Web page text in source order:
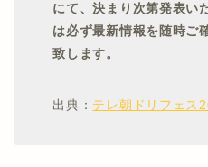
にて、決まり次第発表い
は必ず最新情報を随時ご
致します。
出典： テレ朝ドリフェス